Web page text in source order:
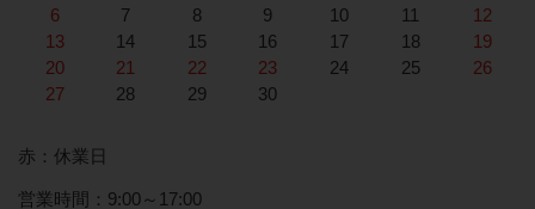
6
7 8 9 10 11
12
13
14 15 16 17 18
19
20
21 22 23 24 25
26
27
28 29 30
赤：休業日
営業時間：9:00～17:00